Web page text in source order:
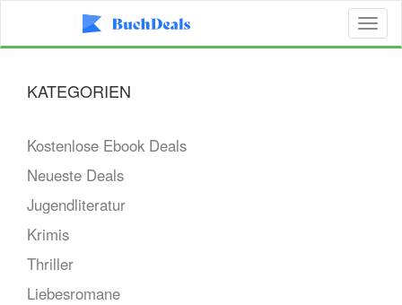
KATEGORIEN
Kostenlose Ebook Deals
Neueste Deals
Jugendliteratur
Krimis
Thriller
Liebesromane